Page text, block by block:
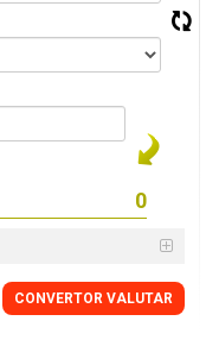
CONVERTOR VALUTAR